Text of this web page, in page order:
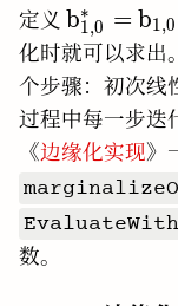
定义 \rm
b1,0
∗ = b1,0
化时就可以求出
个步骤：初次线
过程中每一步迭
《边缘化实现》
数。